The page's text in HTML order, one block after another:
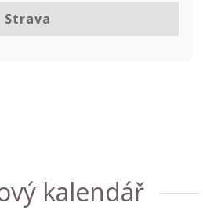
Strava
kalendář